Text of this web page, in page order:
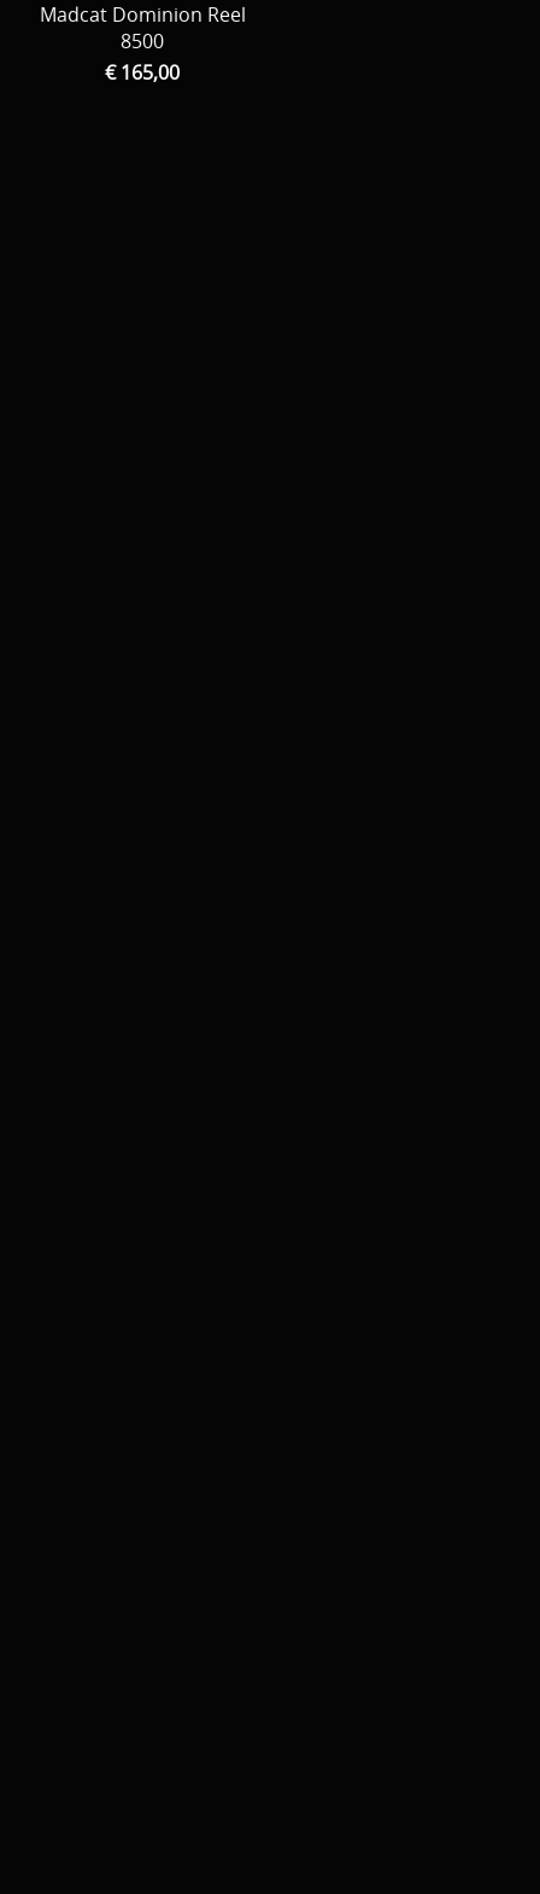
Madcat Dominion Reel
8500
€ 165,00